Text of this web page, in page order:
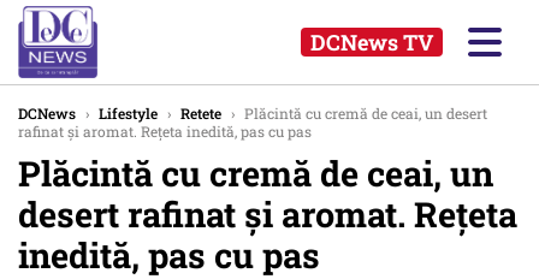
DCNews TV
DCNews › Lifestyle › Retete › Plăcintă cu cremă de ceai, un desert
rafinat și aromat. Rețeta inedită, pas cu pas
Plăcintă cu cremă de ceai, un
desert rafinat și aromat. Rețeta
inedită, pas cu pas